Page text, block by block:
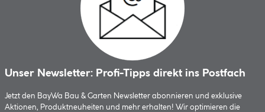
Unser Newsletter: Profi-Tipps direkt ins Postfach
Jetzt den BayWa Bau & Garten Newsletter abonnieren und exklusive
Aktionen, Produktneuheiten und mehr erhalten! Wir optimieren die